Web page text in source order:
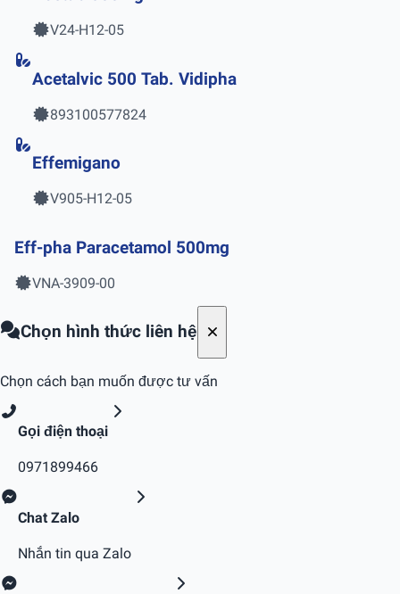
V24-H12-05
Acetalvic 500 Tab. Vidipha
893100577824
Effemigano
V905-H12-05
Eff-pha Paracetamol 500mg
VNA-3909-00
Chọn hình thức liên hệ
Chọn cách bạn muốn được tư vấn
Gọi điện thoại
0971899466
Chat Zalo
Nhắn tin qua Zalo